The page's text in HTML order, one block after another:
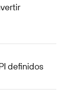
definidos